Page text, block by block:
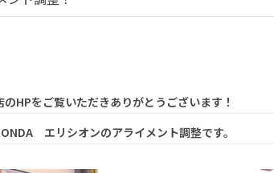
のHPをご覧いただきありがとうございます！
エリシオンのアライメント調整です。